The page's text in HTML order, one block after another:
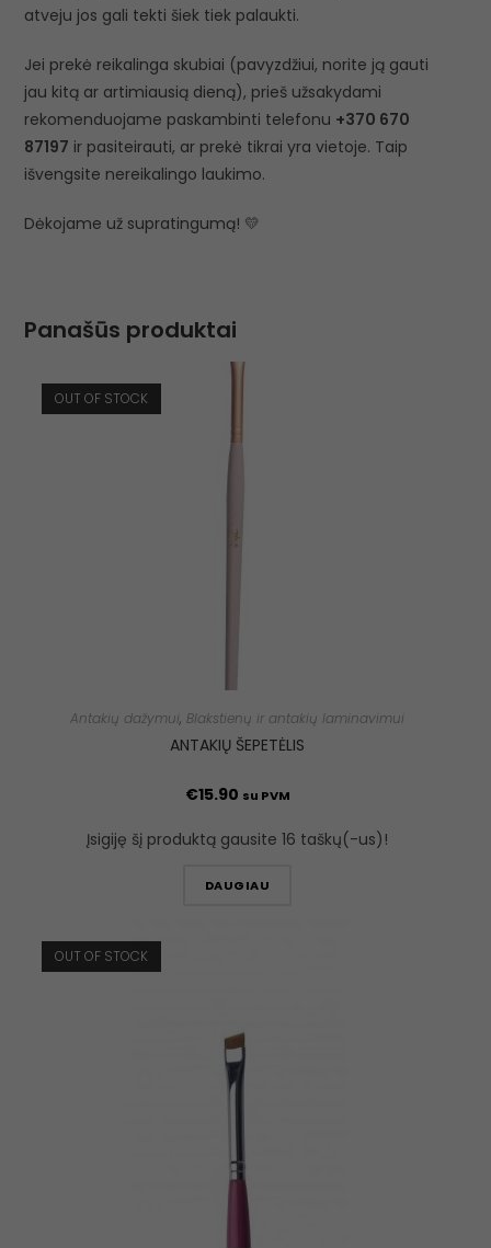
atveju jos gali tekti šiek tiek palaukti.
Jei prekė reikalinga skubiai (pavyzdžiui, norite ją gauti
jau kitą ar artimiausią dieną), prieš užsakydami
rekomenduojame paskambinti telefonu +370 670
87197 ir pasiteirauti, ar prekė tikrai yra vietoje. Taip
išvengsite nereikalingo laukimo.
Dėkojame už supratingumą! 💛
Panašūs produktai
OUT OF STOCK
Antakių dažymui, Blakstienų ir antakių laminavimui
ANTAKIŲ ŠEPETĖLIS
€15.90 su PVM
Įsigiję šį produktą gausite 16 taškų(-us)!
DAUGIAU
OUT OF STOCK